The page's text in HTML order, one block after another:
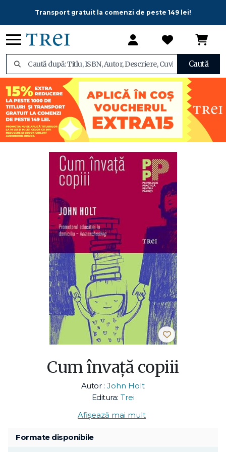
Transport gratuit la comenzi de peste 149 lei!
Caută
Cum învaţă copiii
Autor : John Holt
Editura: Trei
Afișează mai mult
Formate disponibile